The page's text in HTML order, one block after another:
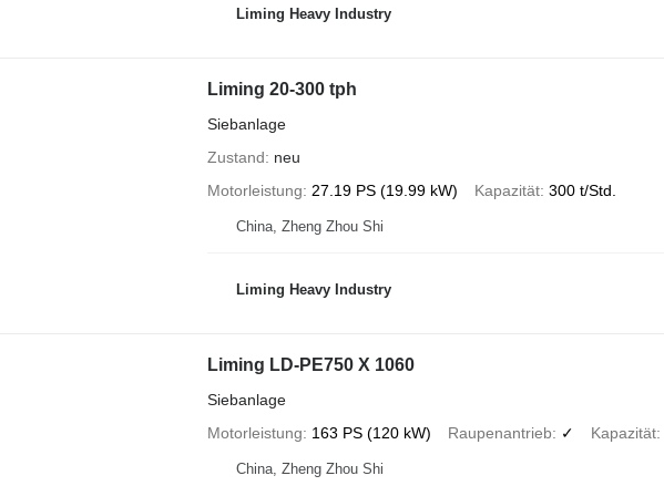
Liming Heavy Industry
Liming 20-300 tph
Siebanlage
Zustand
neu
Motorleistung
27.19 PS (19.99 kW) Kapazität 300 t/Std.
China, Zheng Zhou Shi
Liming Heavy Industry
Liming LD-PE750 X 1060
Siebanlage
Motorleistung
163 PS (120 kW) Raupenantrieb ✓ Kapazität
China, Zheng Zhou Shi